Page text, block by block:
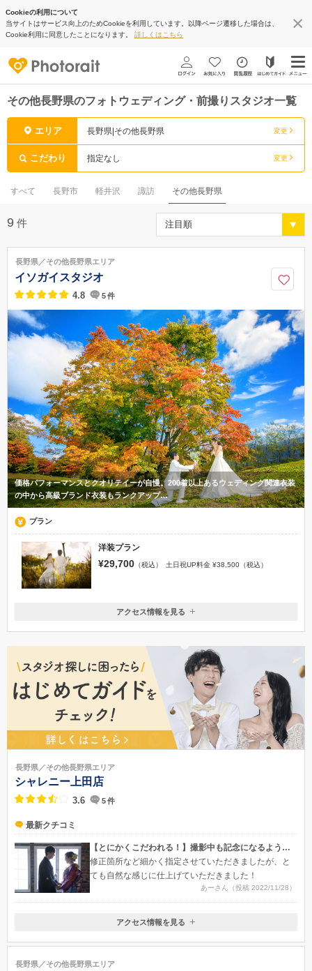
Cookieの利用について
当サイトはサービス向上のためCookieを利用しています。以降ページ遷移した場合は、
Cookie利用に同意したことになります。 詳しくはこちら
その他長野県のフォトウェディング・前撮りスタジオ一覧
エリア 長野県|その他長野県 変更
こだわり 指定なし 変更
すべて 長野市 軽井沢 諏訪 その他長野県
9 件
長野県／その他長野県エリア
イソガイスタジオ
4.8 5件
価格パフォーマンスとクオリテイーが自慢。200着以上あるウェディング関連衣装
の中から高級ブランド衣装もランクアップ…
プラン
洋装プラン
¥29,700 （税込） 土日祝UP料金 ¥38,500（税込）
長野県大町市 大町 4140
車：安曇野インターから37分 / 長野インターから60分 / 糸魚川インター
から75分 /麻績インターから45分
0261-22-0131
アクセス情報を見る
長野県／その他長野県エリア
シャレニー上田店
3.6 5件
最新クチコミ
【とにかくこだわれる！】撮影中も記念になるようなスタジオ
修正箇所など細かく指定させていただきましたが、と
ても自然な感じに仕上げていただきました！
あーさん（投稿 2022/11/28）
長野県上田市常磐城2250-1
アクセス情報を見る
長野県／その他長野県エリア